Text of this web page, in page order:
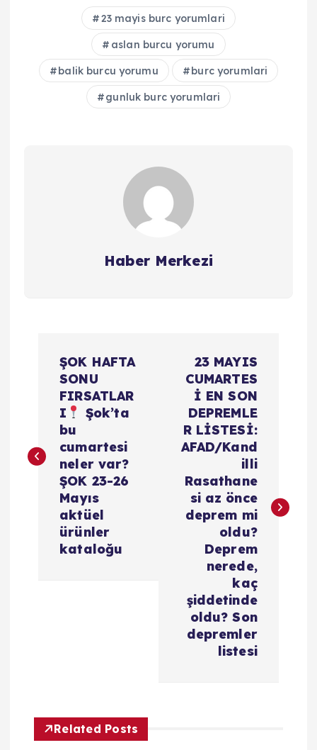
23 mayis burc yorumlari
aslan burcu yorumu
balik burcu yorumu burc yorumlari
gunluk burc yorumlari
Haber Merkezi
ı
s
ŞOK HAFTA
SONU
FIRSATLAR
I
Şok’ta
bu
cumartesi
neler var?
ŞOK 23-26
Mayıs
aktüel
ürünler
kataloğu
23 MAYIS
CUMARTES
İ EN SON
DEPREMLE
R LİSTESİ:
AFAD/Kand
illi
Rasathane
si az önce
deprem mi
oldu?
Deprem
nerede,
kaç
şiddetinde
oldu? Son
depremler
listesi
Related Posts